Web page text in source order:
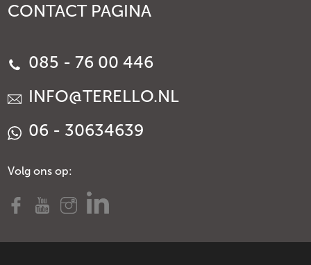
CONTACT PAGINA
085 - 76 00 446
INFO@TERELLO.NL
06 - 30634639
Volg ons op: